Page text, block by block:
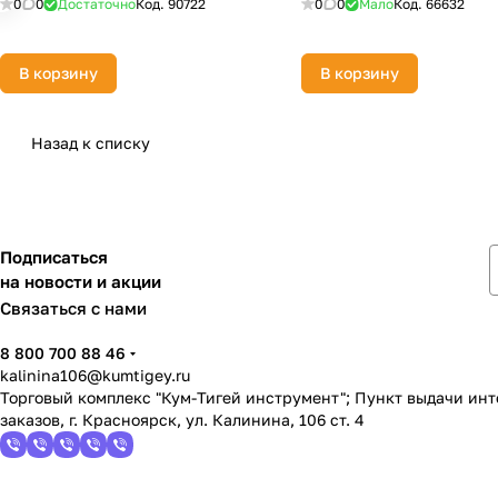
0 0 ДостаточноКод. 90722
В корзину
0 0 МалоКод.66632
В корзину
Назад к списку
Подписаться
на новости и акции
Связаться с нами
8 800 700 88 46
kalinina106@kumtigey.ru
Торговый комплекс "Кум-Тигей инструмент"; Пункт выдачи
заказов, г. Красноярск, ул. Калинина, 106 ст. 4